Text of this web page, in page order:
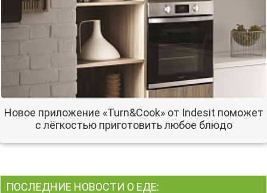
Новое приложение «Turn&Cook» от Indesit поможет
с лёгкостью приготовить любое блюдо
ПОСЛЕДНИЕ НОВОСТИ О ЕДЕ: